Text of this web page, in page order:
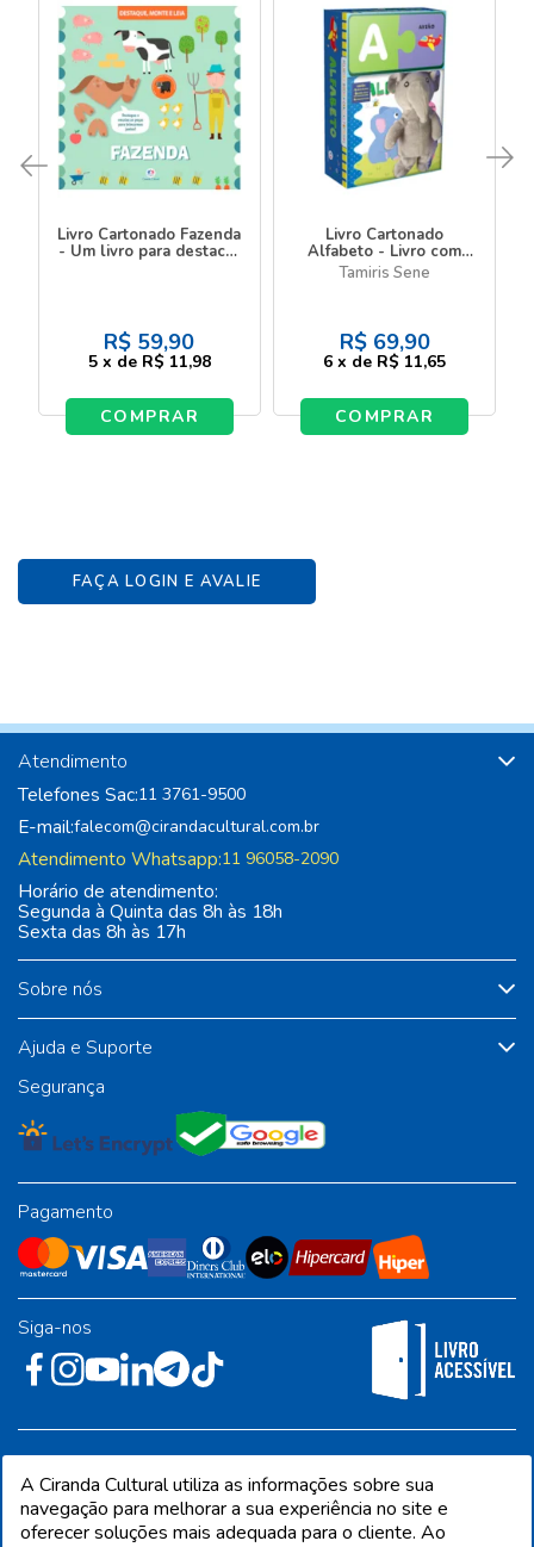
Livro Cartonado Fazenda
- Um livro para destacar
R$ 59,90
5 x de R$ 11,98
COMPRAR
Livro Cartonado
Alfabeto - Livro com
pelúcia e quebra-
Tamiris Sene
R$ 69,90
6 x de R$ 11,65
COMPRAR
FAÇA LOGIN E AVALIE
Sobre nós
Ajuda e Suporte
Atendimento
Telefones Sac:11 3761-9500
E-mail:falecom@cirandacultural.com.br
Atendimento Whatsapp:11 96058-2090
Horário de atendimento:
Segunda à Quinta das 8h às 18h
Sexta das 8h às 17h
Segurança
Pagamento
Siga-nos
Industrial - Jandira/SP - CEP 06612-001
A Ciranda Cultural utiliza as informações sobre sua
navegação para melhorar a sua experiência no site e
oferecer soluções mais adequada para o cliente. Ao